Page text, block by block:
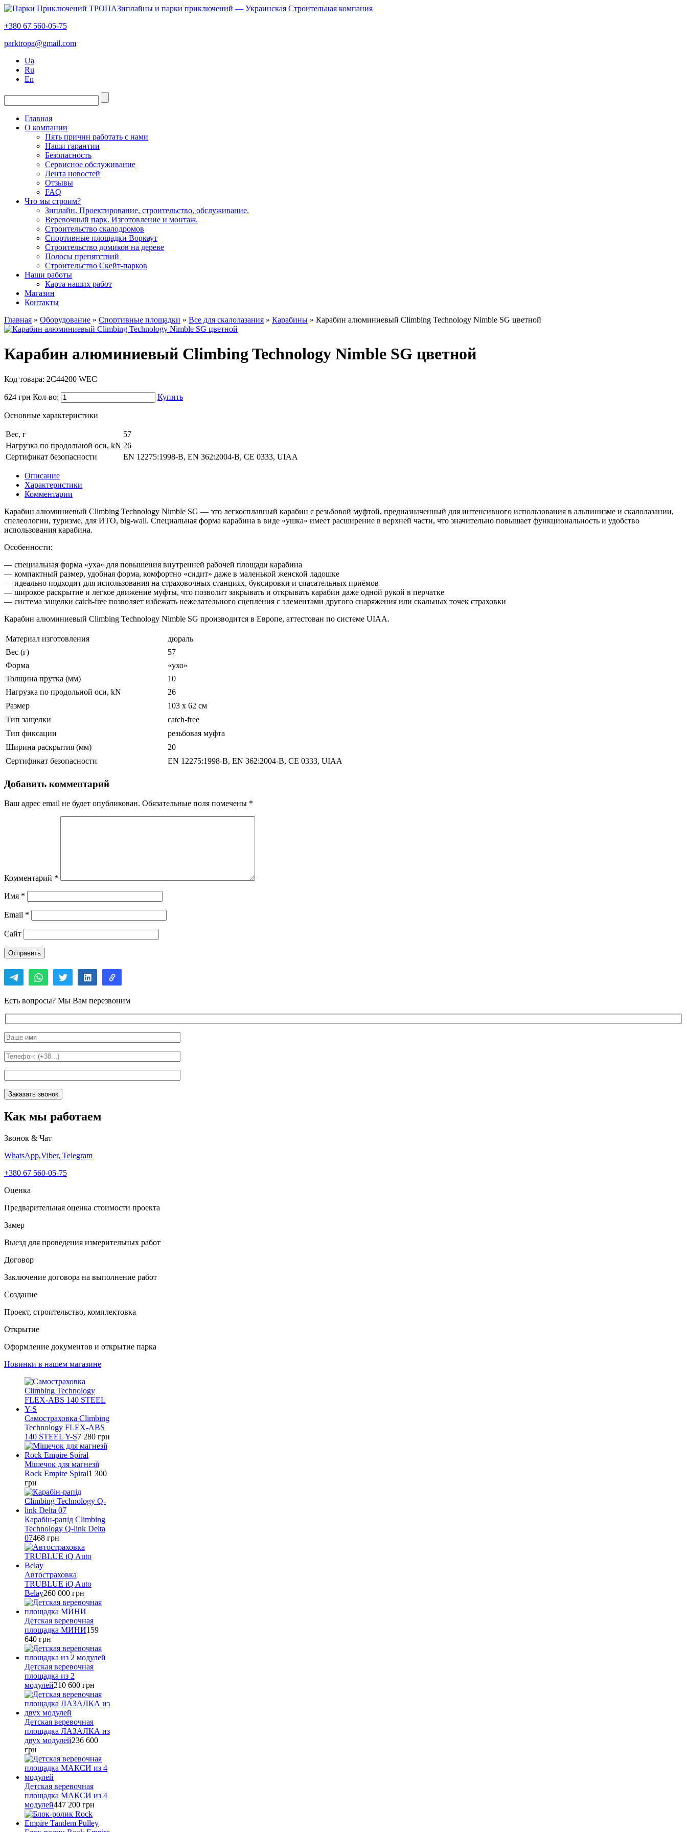
Зиплайны и парки приключений — Украинская Строительная компания
+380 67 560-05-75
parktropa@gmail.com
Ua
Ru
En
Главная
О компании
Пять причин работать с нами
Наши гарантии
Безопасность
Сервисное обслуживание
Лента новостей
Отзывы
FAQ
Что мы строим?
Зиплайн. Проектирование, строительство, обслуживание.
Веревочный парк. Изготовление и монтаж.
Строительство скалодромов
Спортивные площадки Воркаут
Строительство домиков на дереве
Полосы препятствий
Строительство Скейт-парков
Наши работы
Карта наших работ
Магазин
Контакты
Главная » Оборудование » Спортивные площадки » Все для скалолазания » Карабины » Карабин алюминиевый Climbing Technology Nimble SG цветной
Карабин алюминиевый Climbing Technology Nimble SG цветной
Код товара: 2C44200 WEC
624 грн Кол-во: Купить
Основные характеристики
Вес, г
57
Нагрузка по продольной оси, kN 26
Сертификат безопасности
EN 12275:1998-B, EN 362:2004-B, CE 0333, UIAA
Описание
Характеристики
Комментарии
Карабин алюминиевый Climbing Technology Nimble SG — это легкосплавный карабин с резьбовой муфтой, предназначенный для интенсивного использования в альпинизме и скалолазании,
спелеологии, туризме, для ИТО, big-wall. Специальная форма карабина в виде «ушка» имеет расширение в верхней части, что значительно повышает функциональность и удобство
использования карабина.
Особенности:
— специальная форма «уха» для повышения внутренней рабочей площади карабина
— компактный размер, удобная форма, комфортно «сидит» даже в маленькой женской ладошке
— идеально подходит для использования на страховочных станциях, буксировки и спасательных приёмов
— широкое раскрытие и легкое движение муфты, что позволит закрывать и открывать карабин даже одной рукой в перчатке
— система защелки catch-free позволяет избежать нежелательного сцепления с элементами другого снаряжения или скальных точек страховки
Карабин алюминиевый Climbing Technology Nimble SG производится в Европе, аттестован по системе UIAA.
Материал изготовления
дюраль
Вес (г)
57
Форма
«ухо»
Толщина прутка (мм)
10
Нагрузка по продольной оси, kN
26
Размер
103 х 62 см
Тип защелки
catch-free
Тип фиксации
резьбовая муфта
Ширина раскрытия (мм)
20
Сертификат безопасности
EN 12275:1998-B, EN 362:2004-B, CE 0333, UIAA
Добавить комментарий
Ваш адрес email не будет опубликован. Обязательные поля помечены *
Комментарий *
Имя *
Email *
Сайт
Есть вопросы? Мы Вам перезвоним
Как мы работаем
Звонок & Чат
WhatsApp,Viber, Telegram
+380 67 560-05-75
Оценка
Предварительная оценка стоимости проекта
Замер
Выезд для проведения измерительных работ
Договор
Заключение договора на выполнение работ
Создание
Проект, строительство, комплектовка
Открытие
Оформление документов и открытие парка
Новинки в нашем магазине
Самостраховка Climbing
Technology FLEX-ABS
140 STEEL Y-S7 280 грн
Мішечок для магнезії
Rock Empire Spiral1 300
грн
Карабін-рапід Climbing
Technology Q-link Delta
07468 грн
Автостраховка
TRUBLUE iQ Auto
Belay260 000 грн
Детская веревочная
площадка МИНИ159
640 грн
Детская веревочная
площадка из 2
модулей210 600 грн
Детская веревочная
площадка ЛАЗАЛКА из
двух модулей236 600
грн
Детская веревочная
площадка МАКСИ из 4
модулей447 200 грн